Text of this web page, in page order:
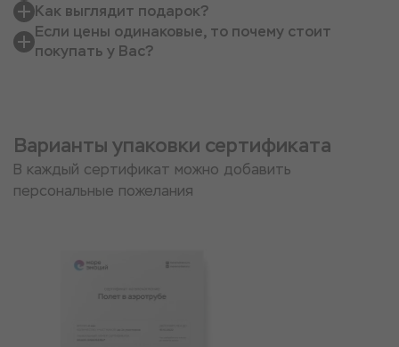
Как выглядит подарок?
Если цены одинаковые, то почему стоит
покупать у Вас?
Варианты упаковки сертификата
В каждый сертификат можно добавить
персональные пожелания